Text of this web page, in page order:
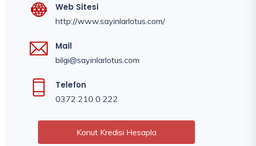
Web Sitesi
http://www.sayinlarlotus.com/
Mail
bilgi@sayinlarlotus.com
Telefon
0372 210 0 222
Konut Kredisi Hesapla